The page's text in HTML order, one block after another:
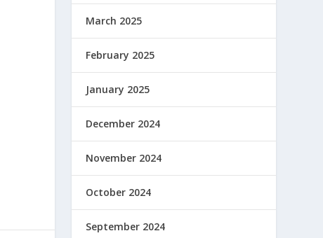
March 2025
February 2025
January 2025
December 2024
November 2024
October 2024
September 2024